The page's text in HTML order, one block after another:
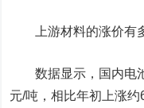
上游材料的涨价有
数据显示，国内电池
元/吨，相比年初上涨